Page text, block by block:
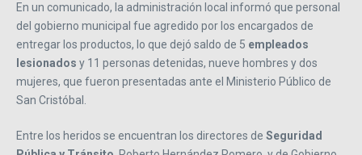
En un comunicado, la administración local informó que personal
del gobierno municipal fue agredido por los encargados de
entregar los productos, lo que dejó saldo de 5 empleados
lesionados y 11 personas detenidas, nueve hombres y dos
mujeres, que fueron presentadas ante el Ministerio Público de
San Cristóbal.
Entre los heridos se encuentran los directores de Seguridad